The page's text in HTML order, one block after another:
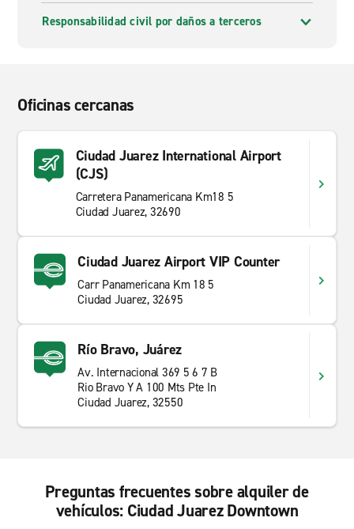
Responsabilidad civil por daños a terceros
Oficinas cercanas
Ciudad Juarez International Airport
(CJS)
Carretera Panamericana Km18 5
Ciudad Juarez, 32690
Ciudad Juarez Airport VIP Counter
Carr Panamericana Km 18 5
Ciudad Juarez, 32695
Río Bravo, Juárez
Av. Internacional 369 5 6 7 B
Rio Bravo Y A 100 Mts Pte In
Ciudad Juarez, 32550
Preguntas frecuentes sobre alquiler de
vehículos: Ciudad Juarez Downtown